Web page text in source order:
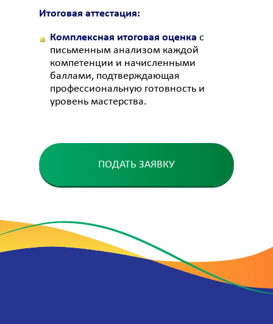
ПОДАТЬ ЗАЯВКУ
Итоговая аттестация:
Комплексная итоговая оценка с
письменным анализом каждой
компетенции и начисленными
баллами, подтверждающая
профессиональную готовность и
уровень мастерства.